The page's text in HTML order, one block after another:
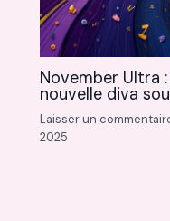
November Ultra
nouvelle diva
Laisser un
2025